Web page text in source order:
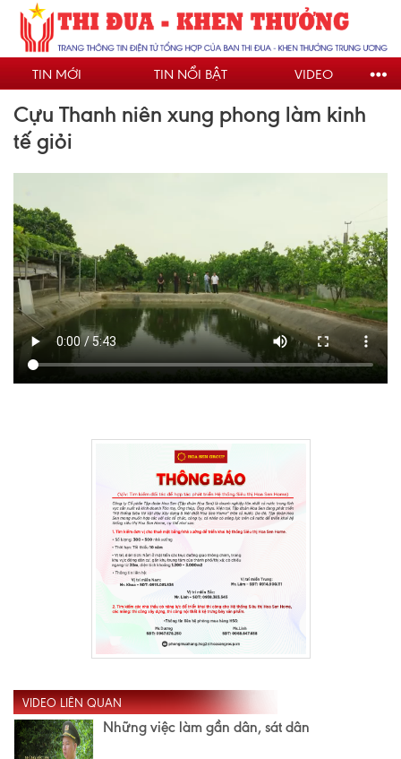
Nhảy
đến
nội
dungTIN MỚI TIN NỔI BẬT VIDEO
Cựu Thanh niên xung phong làm kinh
tế giỏi
VIDEO LIÊN QUAN
Những việc làm gần dân, sát dân